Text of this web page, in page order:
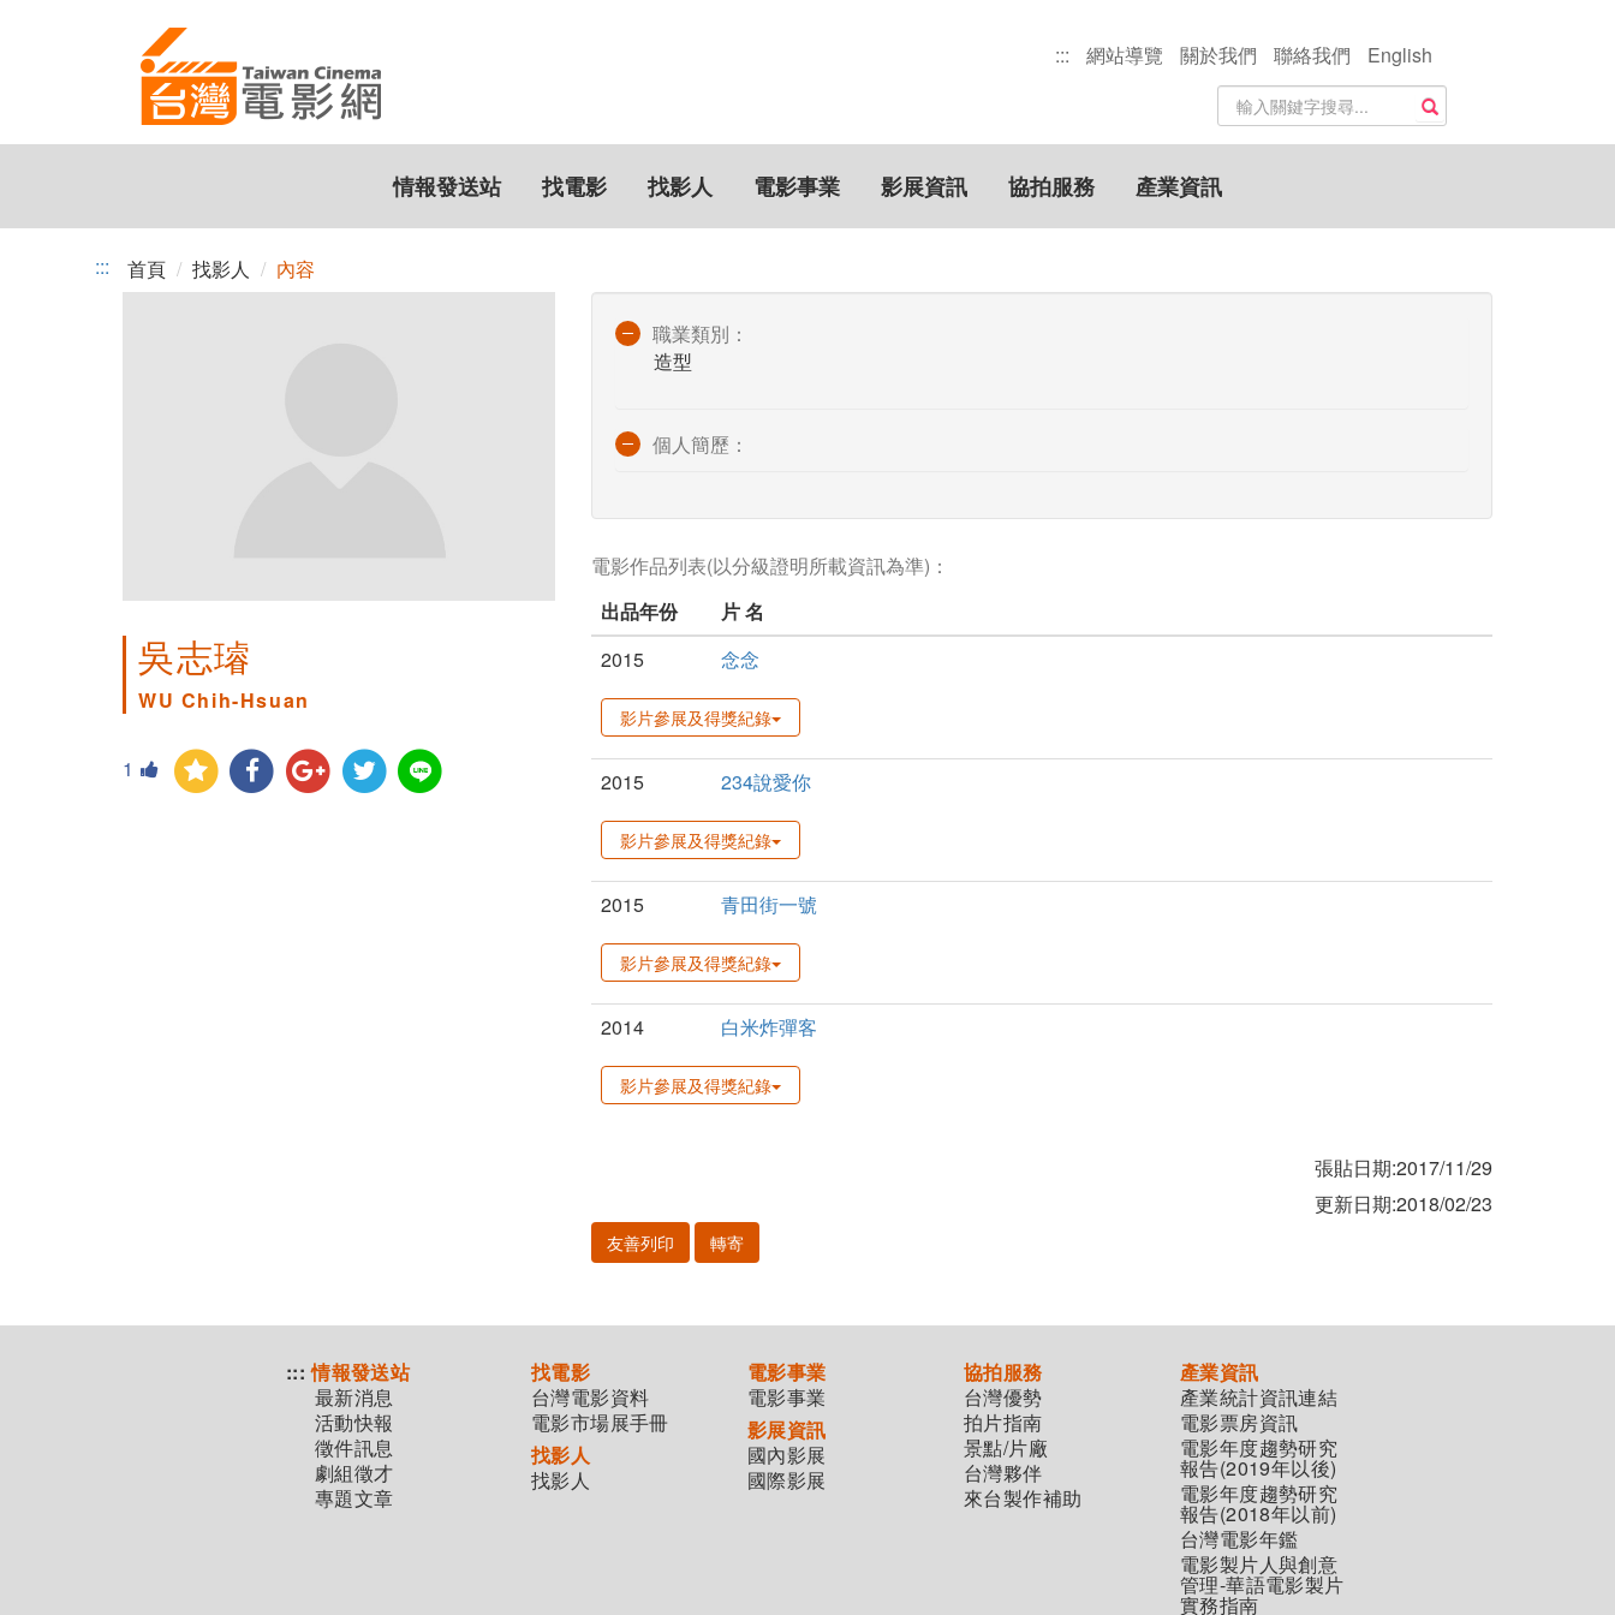
::: 網站導覽 關於我們 聯絡我們
English
站
內
搜
尋
關
鍵
搜尋
情報發送站 找電影 找影人 電影事業 影展資訊 協拍服務 產業資訊
::: 首頁 找影人 內容
吳志璿
WU Chih-Hsuan
1
職業類別：
造型
個人簡歷：
電影作品列表(以分級證明所載資訊為準)：
出品年份
片 名
2015
念念
影片參展及得獎紀錄
2015 234說愛你
影片參展及得獎紀錄
2015 青田街一號
影片參展及得獎紀錄
2014 白米炸彈客
影片參展及得獎紀錄
張貼日期:2017/11/29
更新日期:2018/02/23
友善列印 轉寄
::: 情報發送站
最新消息
活動快報
徵件訊息
劇組徵才
專題文章
找電影
台灣電影資料
電影市場展手冊
找影人
找影人
電影事業
電影事業
影展資訊
國內影展
國際影展
協拍服務
台灣優勢
拍片指南
景點/片廠
台灣夥伴
來台製作補助
產業資訊
產業統計資訊連結
電影票房資訊
電影年度趨勢研究
報告(2019年以後)
電影年度趨勢研究
報告(2018年以前)
台灣電影年鑑
電影製片人與創意
管理-華語電影製片
實務指南